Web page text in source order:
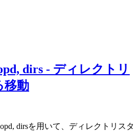
dirs - ディレクトリ
移動
dirsを用いて、ディレクトリスタ